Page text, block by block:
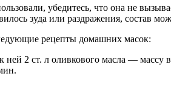
убедитесь, что она не
зуда или раздражения, состав
рецепты домашних масок:
ней 2 ст. л оливкового масла —